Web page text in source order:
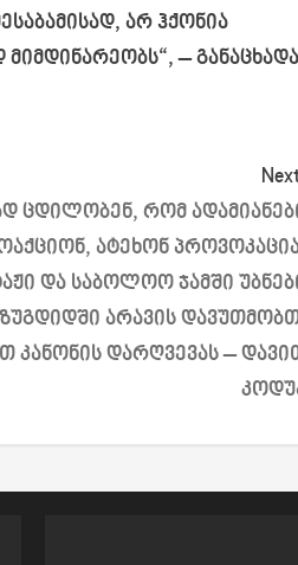
არ ჰქონია
– განაცხადა
ცდილობენ, რომ
ატეხონ
და საბოლოო ჯამში
არავის
კანონის დარღვევას –